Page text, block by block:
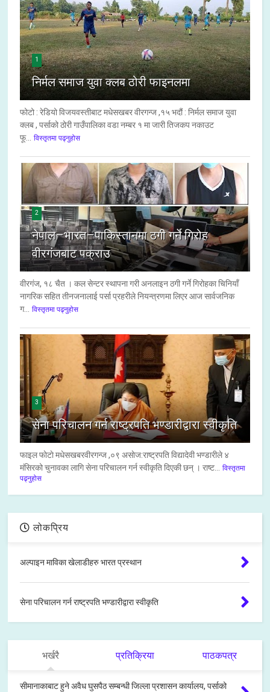
1
निर्मल समाज युवा क्लब ठोरी फाइनलमा
फोटो : रेडियो विजयवस्तीबाट मधेसखबर वीरगन्ज ,१५ भदौं : निर्मल समाज युवा
क्लब , पर्साको ठोरी गाउँपालिका वडा नम्बर १ मा जारी तिजकप नकाउट
फू...
विस्तृतमा पढ्नुहोस
2
नेपाल–भारत–पाकिस्तानमा ठगी गर्ने गिरोह
वीरगंजबाट पक्राउ
वीरगंज, १८ चैत । कल सेन्टर स्थापना गरी अनलाइन ठगी गर्ने गिरोहका चिनियाँ
नागरिक सहित तीनजनालाई पर्सा प्रहरीले नियन्त्रणमा लिएर आज सार्वजनिक
ग...
विस्तृतमा पढ्नुहोस
3
सेना परिचालन गर्न राष्ट्रपति भण्डारीद्वारा स्वीकृति
फाइल फाेटाे मधेसखबरवीरगन्ज ,०९ असाेज:राष्ट्रपति विद्यादेवी भण्डारीले ४
मंसिरको चुनावका लागि सेना परिचालन गर्न स्वीकृति दिएकी छन् । राष्ट...
विस्तृतमा
पढ्नुहोस
लोकप्रिय
अल्पाइन माविका खेलाडीहरु भारत प्रस्थान
सेना परिचालन गर्न राष्ट्रपति भण्डारीद्वारा स्वीकृति
भर्खरै प्रतिक्रिया पाठकपत्र
सीमानाकाबाट हुने अवैध घुसपैठ सम्बन्धी जिल्ला प्रशासन कार्यालय, पर्साको